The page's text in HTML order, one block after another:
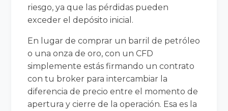
riesgo, ya que las pérdidas pueden
exceder el depósito inicial.
En lugar de comprar un barril de petróleo
o una onza de oro, con un CFD
simplemente estás firmando un contrato
con tu broker para intercambiar la
diferencia de precio entre el momento de
apertura y cierre de la operación. Esa es la